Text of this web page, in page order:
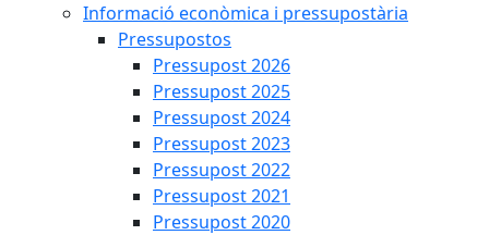
Informació econòmica i pressupostària
Pressupostos
Pressupost 2026
Pressupost 2025
Pressupost 2024
Pressupost 2023
Pressupost 2022
Pressupost 2021
Pressupost 2020